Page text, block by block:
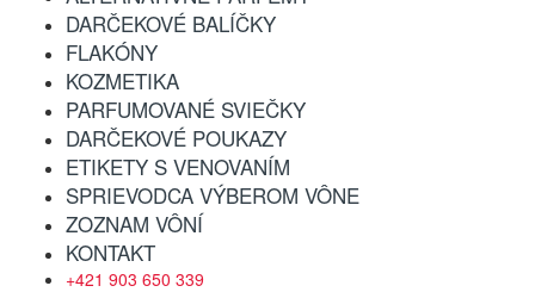
DARČEKOVÉ BALÍČKY
FLAKÓNY
KOZMETIKA
PARFUMOVANÉ SVIEČKY
DARČEKOVÉ POUKAZY
ETIKETY S VENOVANÍM
SPRIEVODCA VÝBEROM VÔNE
ZOZNAM VÔNÍ
KONTAKT
+421 903 650 339